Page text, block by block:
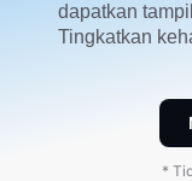
dapatkan
Tingkatkan
*